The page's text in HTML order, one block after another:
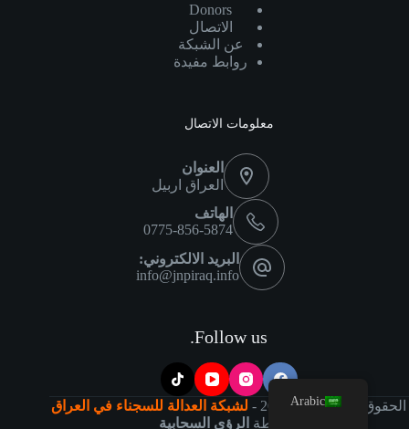
Donors
الاتصال
عن الشبكة
روابط مفيدة
معلومات الاتصال
العنوان
العراق اربيل
الهاتف
0775-856-5874
البريد الالكتروني:
info@jnpiraq.info
Follow us.
الحقوق محفوظة©
2026 -
لشبكة العدالة للسجناء في العراق
بواسطة الرؤى السحابية
Arabic